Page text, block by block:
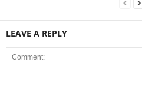
LEAVE A REPLY